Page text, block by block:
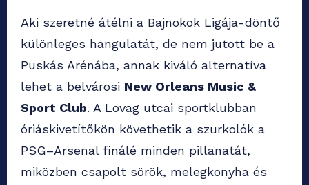
Aki szeretné átélni a Bajnokok Ligája-döntő
különleges hangulatát, de nem jutott be a
Puskás Arénába, annak kiváló alternatíva
lehet a belvárosi New Orleans Music &
Sport Club. A Lovag utcai sportklubban
óriáskivetítőkön követhetik a szurkolók a
PSG–Arsenal finálé minden pillanatát,
miközben csapolt sörök, melegkonyha és